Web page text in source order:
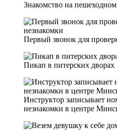
Знакомство на пешеходном
Первый звонок для
Пикап в питерских дворах
Инструктор записывает
незнакомки в центре